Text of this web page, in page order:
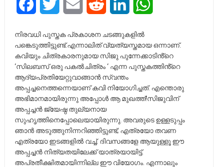
FacebookTwitter Email Reddit LinkedIn
നിരവധി പുസ്തക പ്രകാശന ചടങ്ങുകളിൽ
പങ്കെടുത്തിട്ടുണ്ട്.എന്നാലിത് വ്യത്യസ്തമായ ഒന്നാണ്.
കവിയും ചിത്രകാരനുമായ സിജു പുന്നേക്കാടിൻ്റെ
‘സിലബസ് ഒരു പകൽചിത്രം ‘ എന്ന പുസ്തകത്തിൻ്റെ
ആദ്യപ്രതിയേറ്റുവാങ്ങാൻ സ്വന്തം
അപ്പച്ചനെത്തന്നെയാണ് കവി നിയോഗിച്ചത്. എന്തൊരു
അഭിമാനമായിരുന്നു അപ്പോൾ ആ മുഖത്ത്!സിജുവിന്
അപ്പച്ചൻ ജ്യേഷ്ഠ തുല്യനായ
സുഹൃത്തിനെപ്പോലെയായിരുന്നു. അവരുടെ ഉള്ളടുപ്പം
ഞാൻ അടുത്തുനിന്നറിഞ്ഞിട്ടുണ്ട്; എത്രയോ തവണ
എത്രയോ ഇടങ്ങളിൽ വച്ച്. ദിവസങ്ങളേ ആയുള്ളൂ ഈ
അപ്പച്ചൻ നിത്യതയിലേക്ക് യാത്രയായിട്ട്.
അപ്രതീക്ഷിതമായിന്നില്ല ഈ വിയോഗം. എന്നാലും